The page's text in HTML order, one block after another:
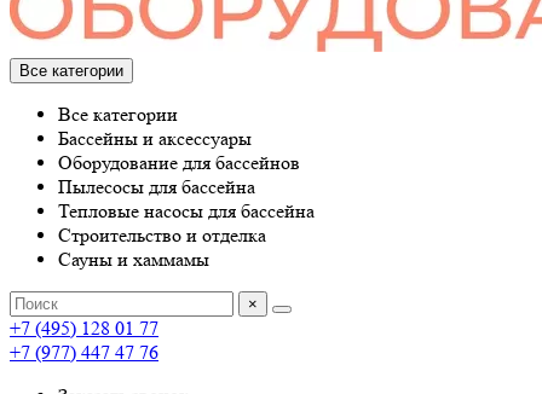
Все категории
Все категории
Бассейны и аксессуары
Оборудование для бассейнов
Пылесосы для бассейна
Тепловые насосы для бассейна
Строительство и отделка
Сауны и хаммамы
×
+7 (495) 128 01 77
+7 (977) 447 47 76